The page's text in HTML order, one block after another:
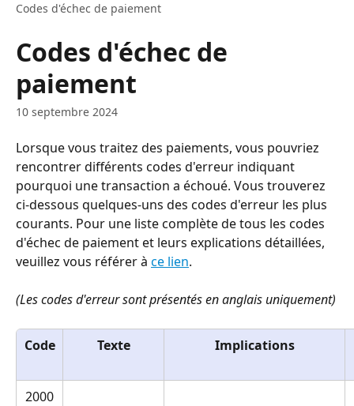
Codes d'échec de paiement
Codes d'échec de
paiement
10 septembre 2024
Lorsque vous traitez des paiements, vous pouvriez
rencontrer différents codes d'erreur indiquant
pourquoi une transaction a échoué. Vous trouverez
ci-dessous quelques-uns des codes d'erreur les plus
courants. Pour une liste complète de tous les codes
d'échec de paiement et leurs explications détaillées,
veuillez vous référer à ce lien.
(Les codes d'erreur sont présentés en anglais uniquement)
Code Texte Implications
2000